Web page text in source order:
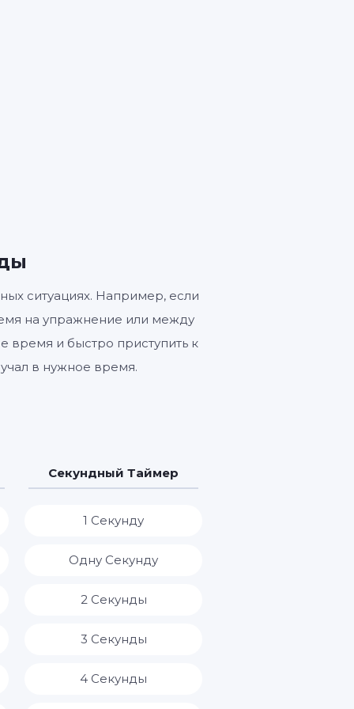
ситуациях. Например, если
на упражнение или между
время и быстро приступить к
в нужное время.
Секундный Таймер
1 Секунду
Одну Секунду
2 Секунды
3 Секунды
4 Секунды